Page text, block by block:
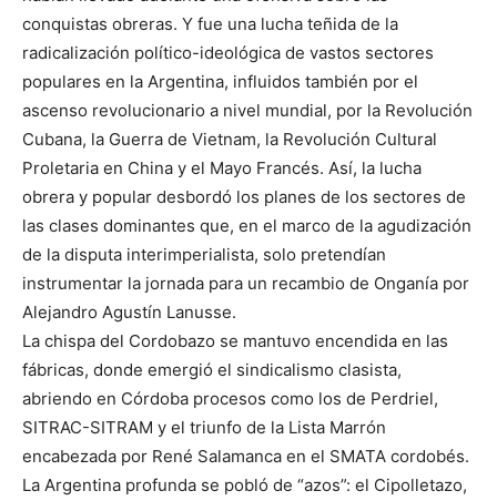
conquistas obreras. Y fue una lucha teñida de la
radicalización político-ideológica de vastos sectores
populares en la Argentina, influidos también por el
ascenso revolucionario a nivel mundial, por la Revolución
Cubana, la Guerra de Vietnam, la Revolución Cultural
Proletaria en China y el Mayo Francés. Así, la lucha
obrera y popular desbordó los planes de los sectores de
las clases dominantes que, en el marco de la agudización
de la disputa interimperialista, solo pretendían
instrumentar la jornada para un recambio de Onganía por
Alejandro Agustín Lanusse.
La chispa del Cordobazo se mantuvo encendida en las
fábricas, donde emergió el sindicalismo clasista,
abriendo en Córdoba procesos como los de Perdriel,
SITRAC-SITRAM y el triunfo de la Lista Marrón
encabezada por René Salamanca en el SMATA cordobés.
La Argentina profunda se pobló de “azos”: el Cipolletazo,